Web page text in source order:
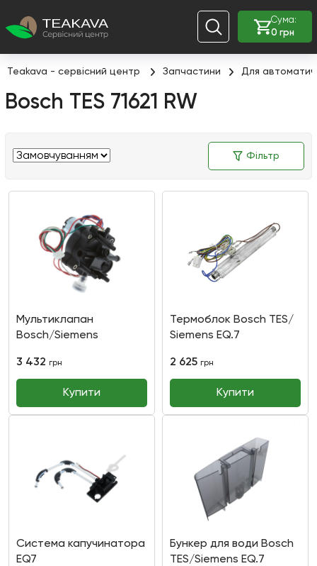
Сума:
0 грн
Teakava - сервісний центр Запчастини Для
Bosch TES 71621 RW
Фільтр
Мультиклапан
Bosch/Siemens
3 432 грн
Купити
Термоблок Bosch TES/
Siemens EQ.7
2 625 грн
Купити
Система капучинатора
EQ7
Бункер для води Bosch
TES/Siemens EQ.7